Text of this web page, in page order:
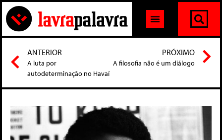
ANTERIOR
A luta por
autodeterminação no Havaí
PRÓXIMO
A filosofia não é um diálogo